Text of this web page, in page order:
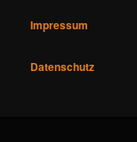
Impressum
Datenschutz